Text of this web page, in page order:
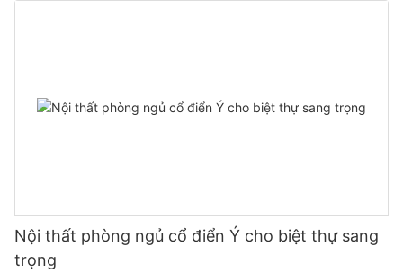
Nội thất phòng ngủ cổ điển Ý cho biệt thự sang
trọng